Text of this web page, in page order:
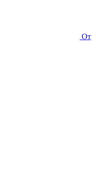
От